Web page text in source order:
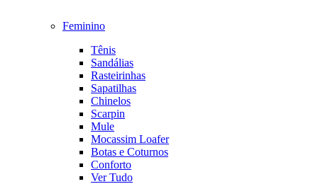
Feminino
Tênis
Sandálias
Rasteirinhas
Sapatilhas
Chinelos
Scarpin
Mule
Mocassim Loafer
Botas e Coturnos
Conforto
Ver Tudo